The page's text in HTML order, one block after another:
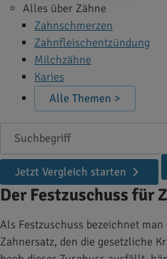
Alles über Zähne
Zahnschmerzen
Zahnfleischentzündung
Milchzähne
Karies
Alle Themen >
Suchbegriff
Jetzt Vergleich starten
Der Festzuschuss für
Als Festzuschuss bezeichnet
Zahnersatz, den die gesetzliche